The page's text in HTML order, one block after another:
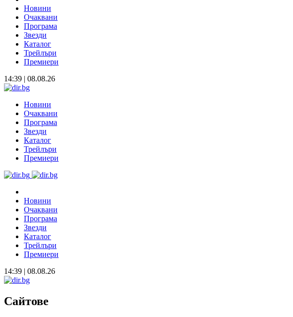
Новини
Очаквани
Програма
Звезди
Каталог
Трейлъри
Премиери
14:39 | 08.08.26
Новини
Очаквани
Програма
Звезди
Каталог
Трейлъри
Премиери
Новини
Очаквани
Програма
Звезди
Каталог
Трейлъри
Премиери
14:39 | 08.08.26
Сайтове